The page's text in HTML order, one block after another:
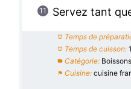
Servez tant
Temps de
Temps de cuisson:
Catégorie: Boissons
Cuisine: cuisine